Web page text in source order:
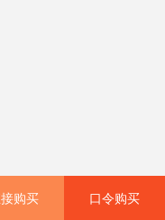
购买 口令购买